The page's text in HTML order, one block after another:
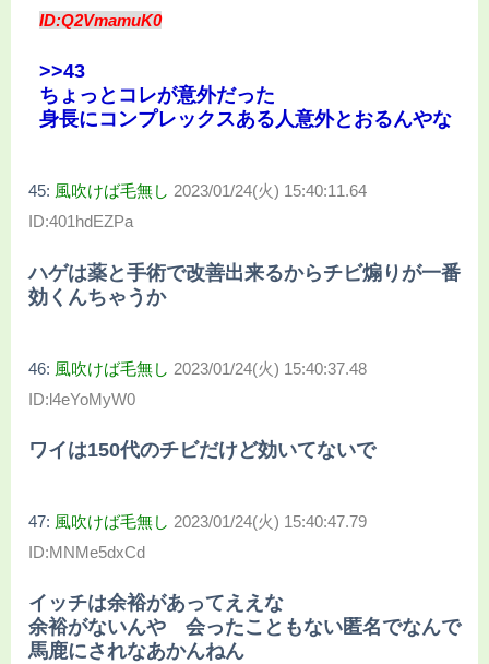
ID:Q2VmamuK0
>>43
ちょっとコレが意外だった
身長にコンプレックスある人意外とおるんやな
45: 風吹けば毛無し 2023/01/24(火) 15:40:11.64
ID:401hdEZPa
ハゲは薬と手術で改善出来るからチビ煽りが一番
効くんちゃうか
46: 風吹けば毛無し 2023/01/24(火) 15:40:37.48
ID:l4eYoMyW0
ワイは150代のチビだけど効いてないで
47: 風吹けば毛無し 2023/01/24(火) 15:40:47.79
ID:MNMe5dxCd
イッチは余裕があってええな
余裕がないんや 会ったこともない匿名でなんで
馬鹿にされなあかんねん